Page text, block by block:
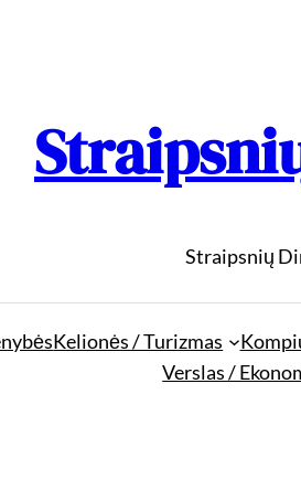
Straipsnių
Kelionės / Turizmas
Verslas /